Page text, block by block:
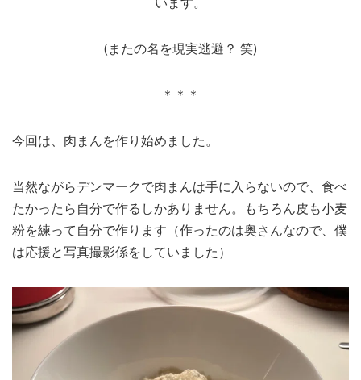
(またの名を現実逃避？ 笑)
＊＊＊
今回は、肉まんを作り始めました。
当然ながらデンマークで肉まんは手に入らないので、食べ
たかったら自分で作るしかありません。もちろん皮も小麦
粉を練って自分で作ります（作ったのは奥さんなので、僕
は応援と写真撮影係をしていました）